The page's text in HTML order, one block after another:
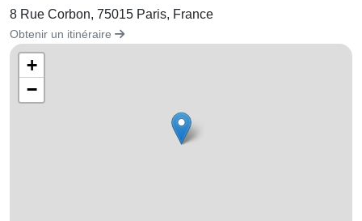
8 Rue Corbon, 75015 Paris, France
Obtenir un itinéraire
+
−